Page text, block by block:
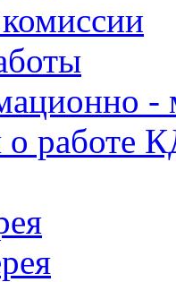
-
о работе